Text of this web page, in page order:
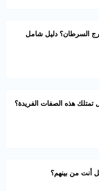
السرطان؟ دليل شامل
تمتلك هذه الصفات الفريدة؟